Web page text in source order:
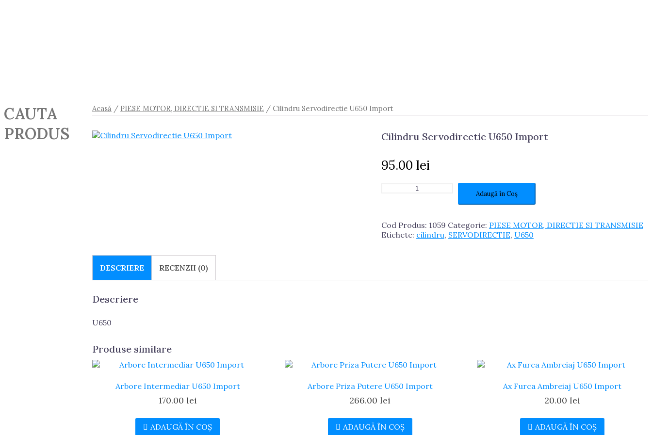
Acasă / PIESE MOTOR, DIRECTIE SI TRANSMISIE / Cilindru Servodirectie U650 Import
Cilindru Servodirectie U650 Import
95.00 lei
Cantitate
Import
Adaugă în Coș
Cod Produs: 1059 Categorie: PIESE MOTOR, DIRECTIE SI TRANSMISIE
Etichete: cilindru, SERVODIRECTIE, U650
DESCRIERE RECENZII (0)
Descriere
U650
Produse similare
Arbore Intermediar U650 Import
170.00 lei
ADAUGĂ ÎN COȘ
Arbore Priza Putere U650 Import
266.00lei
ADAUGĂ ÎN COȘ
Ax Furca Ambreiaj U650 Import
20.00lei
ADAUGĂ ÎN COȘ
CAUTA
PRODUS